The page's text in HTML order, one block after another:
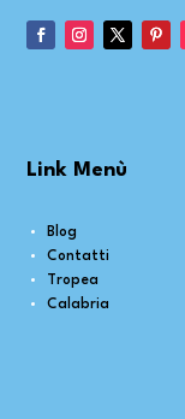
Link Menù
Blog
Contatti
Tropea
Calabria